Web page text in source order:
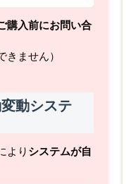
購入前にお問い合
きません）
動システ
より システムが自